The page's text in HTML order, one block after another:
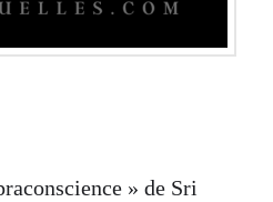
» de Sri